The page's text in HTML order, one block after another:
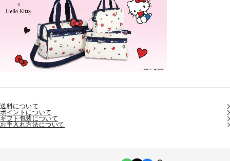
送料について
ポイントについて
ギフト包装について
お手入れ方法について